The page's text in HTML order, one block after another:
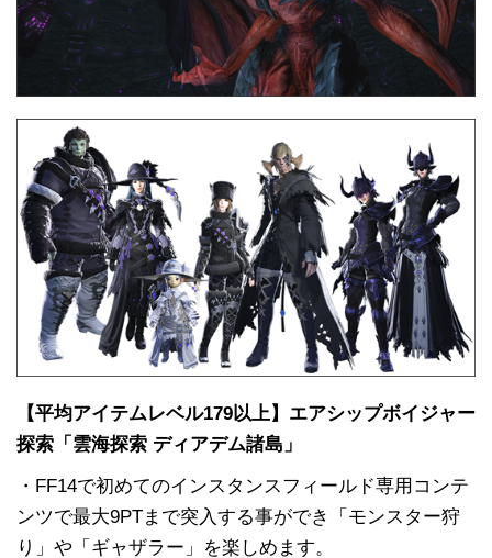
【平均アイテムレベル179以上】エアシップボイジャー
探索「雲海探索 ディアデム諸島」
・FF14で初めてのインスタンスフィールド専用コンテ
ンツで最大9PTまで突入する事ができ「モンスター狩
り」や「ギャザラー」を楽しめます。